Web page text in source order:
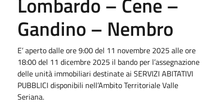
Gandino – Nembro
E’ aperto dalle ore 9:00 del 11 novembre 2025 alle ore
18:00 del 11 dicembre 2025 il bando per l’assegnazione
delle unità immobiliari destinate ai SERVIZI ABITATIVI
PUBBLICI disponibili nell’Ambito Territoriale Valle
Seriana.